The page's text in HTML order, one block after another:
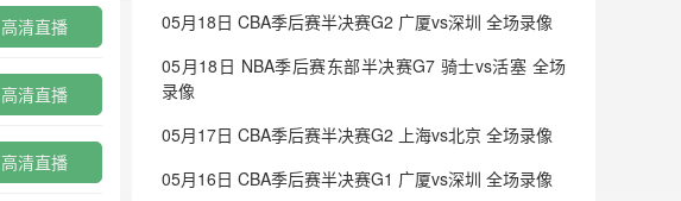
高清直播
高清直播
高清直播
05月18日 CBA季后赛半决赛G2 广厦vs深圳 全场录像
05月18日 NBA季后赛东部半决赛G7 骑士vs活塞 全场
录像
05月17日 CBA季后赛半决赛G2 上海vs北京 全场录像
05月16日 CBA季后赛半决赛G1 广厦vs深圳 全场录像